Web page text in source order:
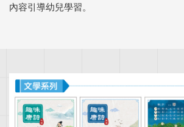
內容引導幼兒學習。